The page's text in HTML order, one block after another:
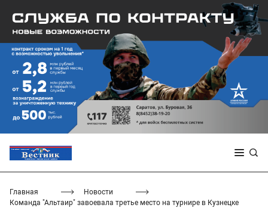
Главная
Новости
Команда "Альтаир" завоевала третье место на турнире в Кузнецке